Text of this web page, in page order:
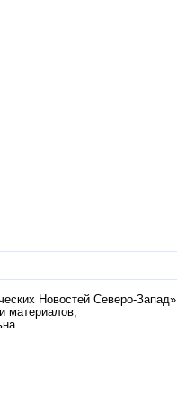
Новостей Северо-Запад»
материалов,